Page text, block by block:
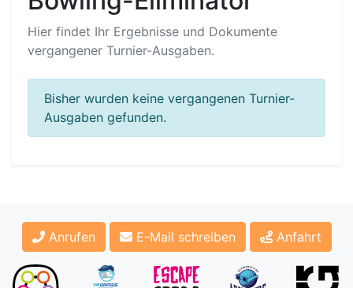
Hier findet Ihr Ergebnisse und Dokumente
vergangener Turnier-Ausgaben.
Bisher wurden keine vergangenen Turnier-
Ausgaben gefunden.
Anrufen E-Mail schreiben Anfahrt